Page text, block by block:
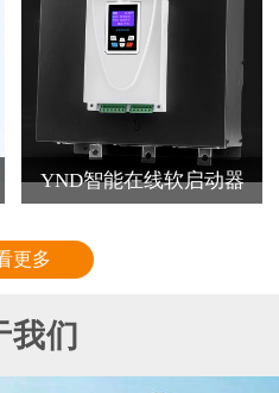
YND智能在线软启动器
更多
我们